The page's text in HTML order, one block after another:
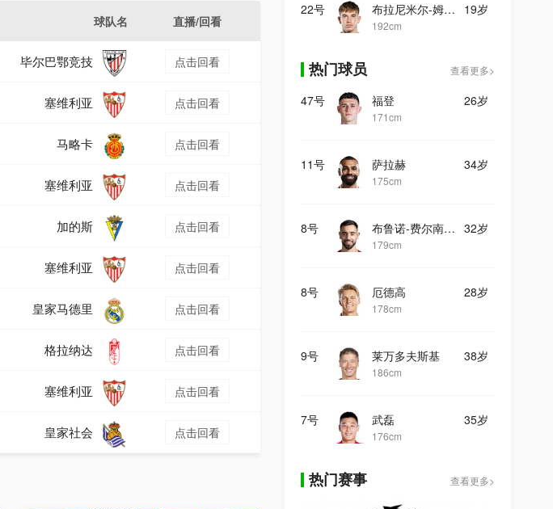
球队名 直播/回看
毕尔巴鄂竞技 点击回看
塞维利亚 点击回看
马略卡 点击回看
塞维利亚 点击回看
加的斯 点击回看
塞维利亚 点击回看
皇家马德里 点击回看
格拉纳达 点击回看
塞维利亚 点击回看
皇家社会 点击回看
22号 19岁
布拉尼米尔-姆拉契奇
192cm
热门球员 查看更多>
47号 26岁
福登
171cm
11号 34岁
萨拉赫
175cm
8号 32岁
布鲁诺-费尔南德斯
179cm
8号 28岁
厄德高
178cm
9号 38岁
莱万多夫斯基
186cm
7号 35岁
武磊
176cm
热门赛事 查看更多>